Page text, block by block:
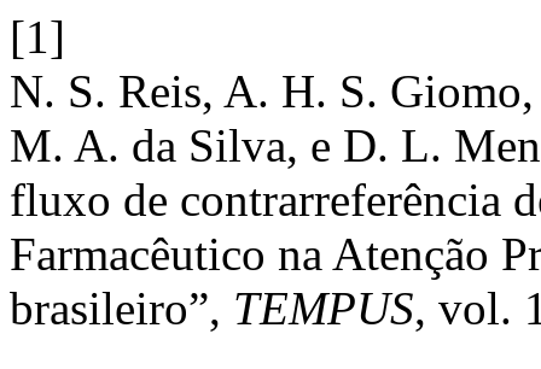
[1]
N. S. Reis, A. H. S.
M. A. da Silva, e D. L.
fluxo de contrarreferência
Farmacêutico na Atenção
brasileiro”, TEMPUS, vol.